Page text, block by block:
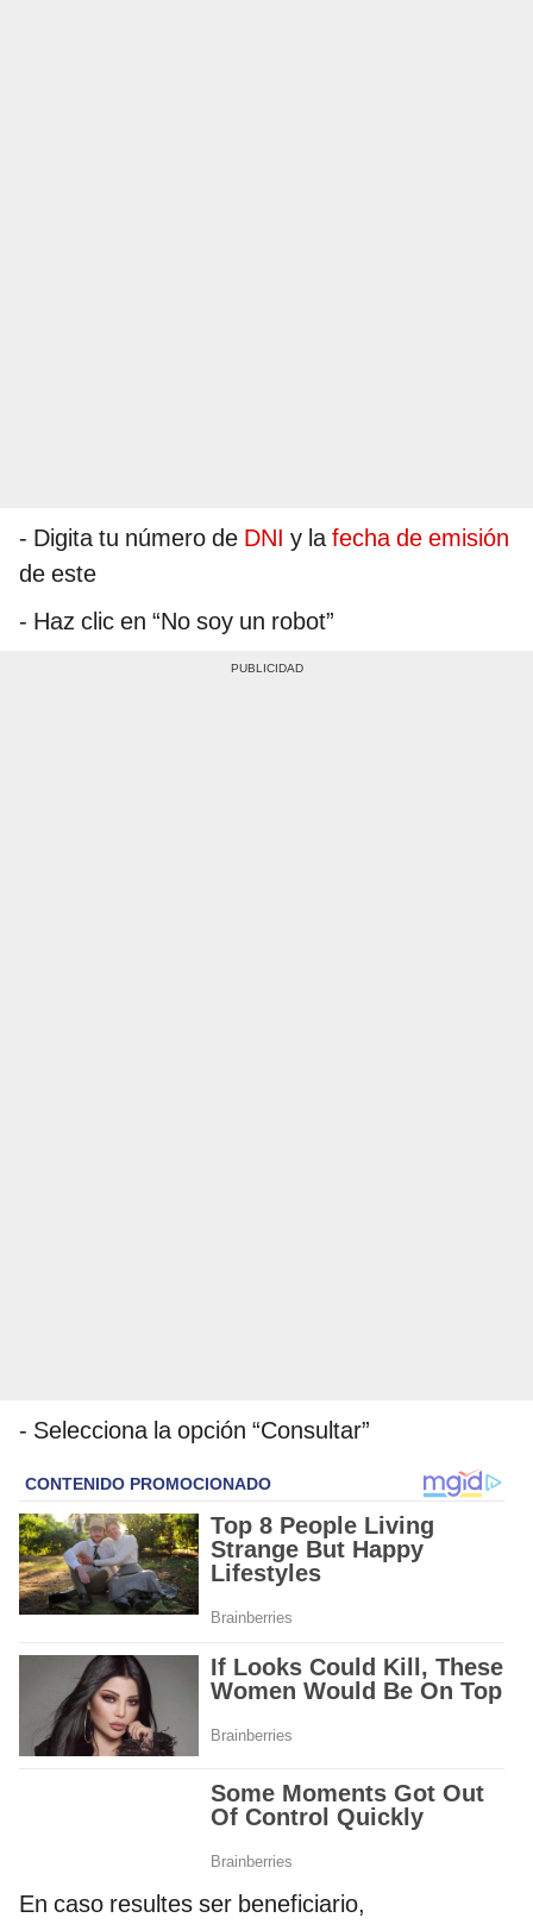
- Digita tu número de DNI y lafecha de emisión
de este
- Haz clic en “No soy un robot”
- Selecciona la opción “Consultar”
En caso resultes ser beneficiario,